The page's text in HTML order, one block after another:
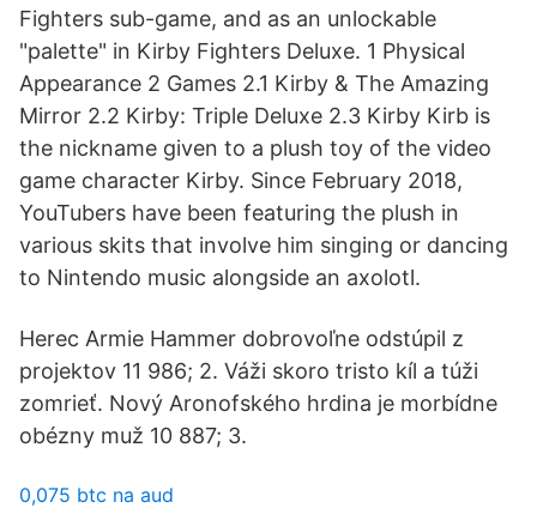
Fighters sub-game, and as an unlockable
"palette" in Kirby Fighters Deluxe. 1 Physical
Appearance 2 Games 2.1 Kirby & The Amazing
Mirror 2.2 Kirby: Triple Deluxe 2.3 Kirby Kirb is
the nickname given to a plush toy of the video
game character Kirby. Since February 2018,
YouTubers have been featuring the plush in
various skits that involve him singing or dancing
to Nintendo music alongside an axolotl.
Herec Armie Hammer dobrovoľne odstúpil z
projektov 11 986; 2. Váži skoro tristo kíl a túži
zomrieť. Nový Aronofského hrdina je morbídne
obézny muž 10 887; 3.
0,075 btc na aud